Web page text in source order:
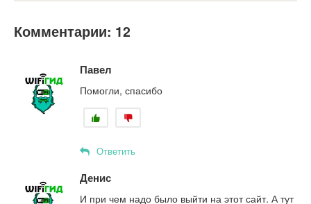
Комментарии: 12
Павел
Помогли, спасибо
Ответить
Денис
И при чем надо было выйти на этот сайт. А тут